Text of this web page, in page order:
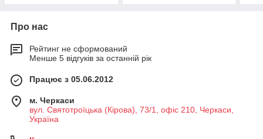
Про нас
Рейтинг не сформований
Менше 5 відгуків за останній рік
Працює з 05.06.2012
м. Черкаси
вул. Святотроїцька (Кірова), 73/1, офіс 210, Черкаси,
Україна